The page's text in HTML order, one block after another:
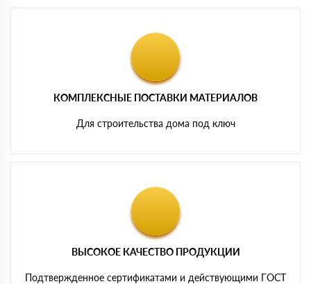
КОМПЛЕКСНЫЕ ПОСТАВКИ МАТЕРИАЛОВ
Для строительства дома под ключ
ВЫСОКОЕ КАЧЕСТВО ПРОДУКЦИИ
Подтвержденное сертификатами и действующими ГОСТ